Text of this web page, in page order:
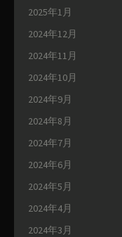
2025年1月
2024年12月
2024年11月
2024年10月
2024年9月
2024年8月
2024年7月
2024年6月
2024年5月
2024年4月
2024年3月